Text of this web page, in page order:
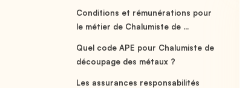
Conditions et rémunérations pour
le métier de Chalumiste de ...
Quel code APE pour Chalumiste de
découpage des métaux ?
Les assurances responsabilités